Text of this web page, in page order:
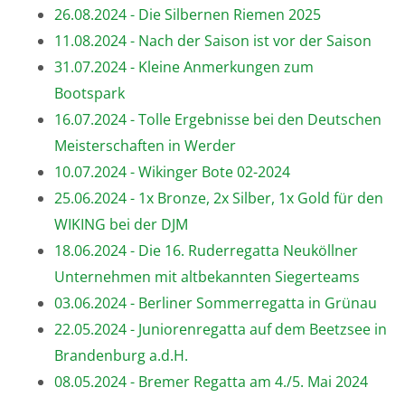
26.08.2024 - Die Silbernen Riemen 2025
11.08.2024 - Nach der Saison ist vor der Saison
31.07.2024 - Kleine Anmerkungen zum
Bootspark
16.07.2024 - Tolle Ergebnisse bei den Deutschen
Meisterschaften in Werder
10.07.2024 - Wikinger Bote 02-2024
25.06.2024 - 1x Bronze, 2x Silber, 1x Gold für den
WIKING bei der DJM
18.06.2024 - Die 16. Ruderregatta Neuköllner
Unternehmen mit altbekannten Siegerteams
03.06.2024 - Berliner Sommerregatta in Grünau
22.05.2024 - Juniorenregatta auf dem Beetzsee in
Brandenburg a.d.H.
08.05.2024 - Bremer Regatta am 4./5. Mai 2024